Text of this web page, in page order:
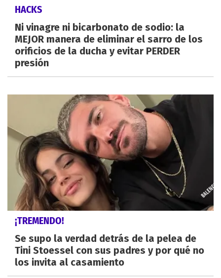
HACKS
Ni vinagre ni bicarbonato de sodio: la
MEJOR manera de eliminar el sarro de los
orificios de la ducha y evitar PERDER
presión
¡TREMENDO!
Se supo la verdad detrás de la pelea de
Tini Stoessel con sus padres y por qué no
los invita al casamiento